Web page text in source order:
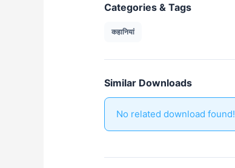
Categories & Tags
कहानियां
Similar Downloads
No related download found!